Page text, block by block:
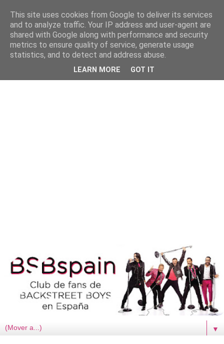
▼
This site uses cookies from Google to deliver its services
and to analyze traffic. Your IP address and user-agent are
shared with Google along with performance and security
metrics to ensure quality of service, generate usage
statistics, and to detect and address abuse.
LEARN MORE GOT IT